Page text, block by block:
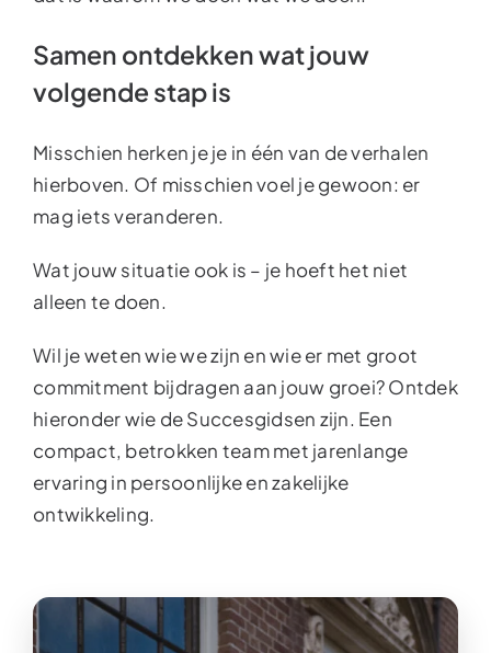
Samen ontdekken wat jouw
volgende stap is
Misschien herken je je in één van de verhalen
hierboven. Of misschien voel je gewoon: er
mag iets veranderen.
Wat jouw situatie ook is – je hoeft het niet
alleen te doen.
Wil je weten wie we zijn en wie er met groot
commitment bijdragen aan jouw groei? Ontdek
hieronder wie de Succesgidsen zijn. Een
compact, betrokken team met jarenlange
ervaring in persoonlijke en zakelijke
ontwikkeling.